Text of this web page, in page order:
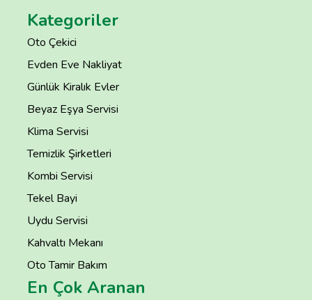
Kategoriler
Oto Çekici
Evden Eve Nakliyat
Günlük Kiralık Evler
Beyaz Eşya Servisi
Klima Servisi
Temizlik Şirketleri
Kombi Servisi
Tekel Bayi
Uydu Servisi
Kahvaltı Mekanı
Oto Tamir Bakım
En Çok Aranan